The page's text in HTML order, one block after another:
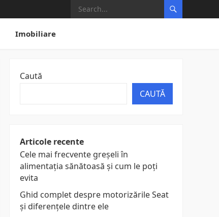
Imobiliare
Caută
CAUTĂ
Articole recente
Cele mai frecvente greșeli în
alimentația sănătoasă și cum le poți
evita
Ghid complet despre motorizările Seat
și diferențele dintre ele